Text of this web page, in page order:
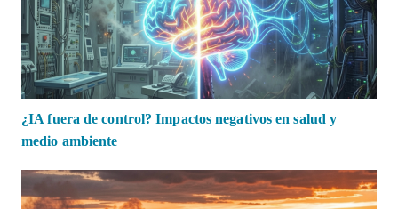
¿IA fuera de control? Impactos negativos en salud y
medio ambiente